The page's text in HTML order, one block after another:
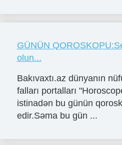
GÜNÜN
olun...
Bakıvaxtı.az dünyanın
falları portalları
istinadən bu günün
edir.Səma bu gün ...